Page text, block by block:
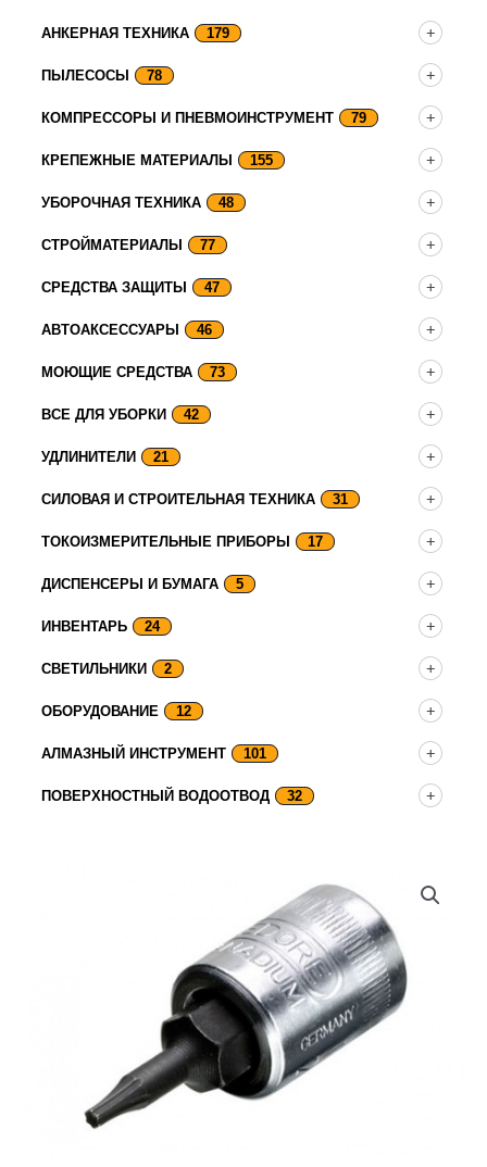
АНКЕРНАЯ ТЕХНИКА 179
ПЫЛЕСОСЫ 78
КОМПРЕССОРЫ И ПНЕВМОИНСТРУМЕНТ 79
КРЕПЕЖНЫЕ МАТЕРИАЛЫ 155
УБОРОЧНАЯ ТЕХНИКА 48
СТРОЙМАТЕРИАЛЫ 77
СРЕДСТВА ЗАЩИТЫ 47
АВТОАКСЕССУАРЫ 46
МОЮЩИЕ СРЕДСТВА 73
ВСЕ ДЛЯ УБОРКИ 42
УДЛИНИТЕЛИ 21
СИЛОВАЯ И СТРОИТЕЛЬНАЯ ТЕХНИКА 31
ТОКОИЗМЕРИТЕЛЬНЫЕ ПРИБОРЫ 17
ДИСПЕНСЕРЫ И БУМАГА 5
ИНВЕНТАРЬ 24
СВЕТИЛЬНИКИ 2
ОБОРУДОВАНИЕ 12
АЛМАЗНЫЙ ИНСТРУМЕНТ 101
ПОВЕРХНОСТНЫЙ ВОДООТВОД 32